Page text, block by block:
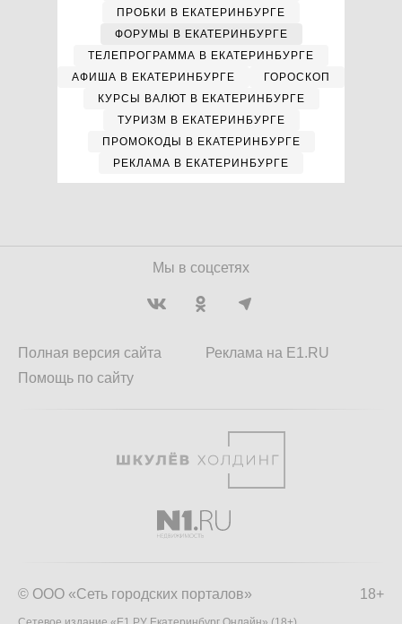
ПРОБКИ В ЕКАТЕРИНБУРГЕ
ФОРУМЫ В ЕКАТЕРИНБУРГЕ
ТЕЛЕПРОГРАММА В ЕКАТЕРИНБУРГЕ
АФИША В ЕКАТЕРИНБУРГЕ
ГОРОСКОП
КУРСЫ ВАЛЮТ В ЕКАТЕРИНБУРГЕ
ТУРИЗМ В ЕКАТЕРИНБУРГЕ
ПРОМОКОДЫ В ЕКАТЕРИНБУРГЕ
РЕКЛАМА В ЕКАТЕРИНБУРГЕ
Мы в соцсетях
Полная версия сайта
Помощь по сайту
Реклама на E1.RU
18+
© ООО «Сеть городских порталов»